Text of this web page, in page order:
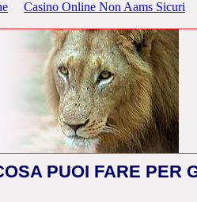
Casino Online Non Aams Sicuri
PUOI FARE PER